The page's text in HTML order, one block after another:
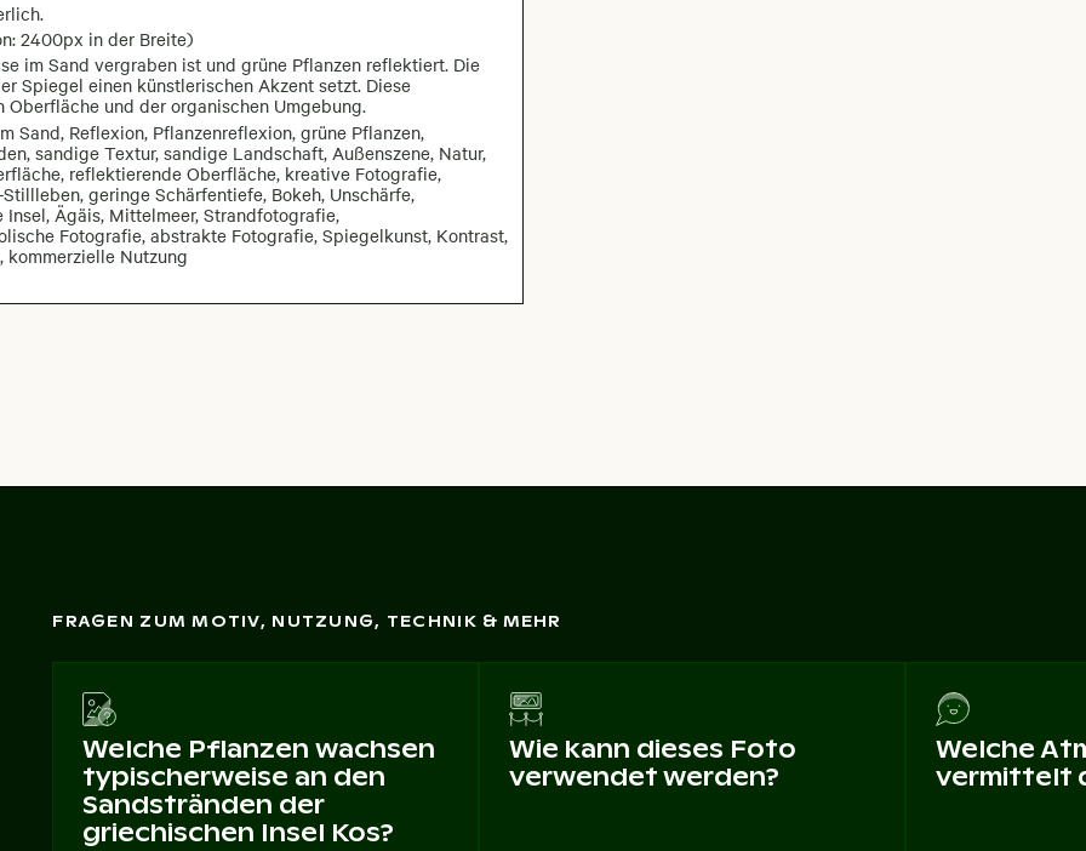
2400px in der Breite)
im Sand vergraben ist und grüne Pflanzen reflektiert. Die
Spiegel einen künstlerischen Akzent setzt. Diese
und der organischen Umgebung.
Sand, Reflexion, Pflanzenreflexion, grüne Pflanzen,
sandige Textur, sandige Landschaft, Außenszene, Natur,
reflektierende Oberfläche, kreative Fotografie,
geringe Schärfentiefe, Bokeh, Unschärfe,
Ägäis, Mittelmeer, Strandfotografie,
Fotografie, abstrakte Fotografie, Spiegelkunst, Kontrast,
kommerzielle Nutzung
FRAGEN ZUM MOTIV, NUTZUNG, TECHNIK & MEHR
Welche Pflanzen wachsen
typischerweise an den
Sandstränden der
griechischen Insel Kos?
Wie kann dieses Foto
verwendet werden?
Welche
vermittelt